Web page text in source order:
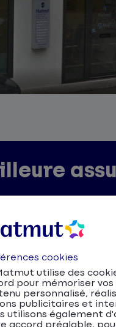
de plusieurs
pour
le Morbihan.
cookies
utilise des
pour mémoriser
personnalisé,
publicitaires et
utilisons également
accord préalable,